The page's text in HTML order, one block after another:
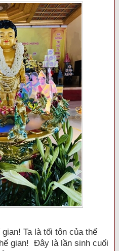
Ta là tối tôn của thế
gian! Đây là lần sinh cuối